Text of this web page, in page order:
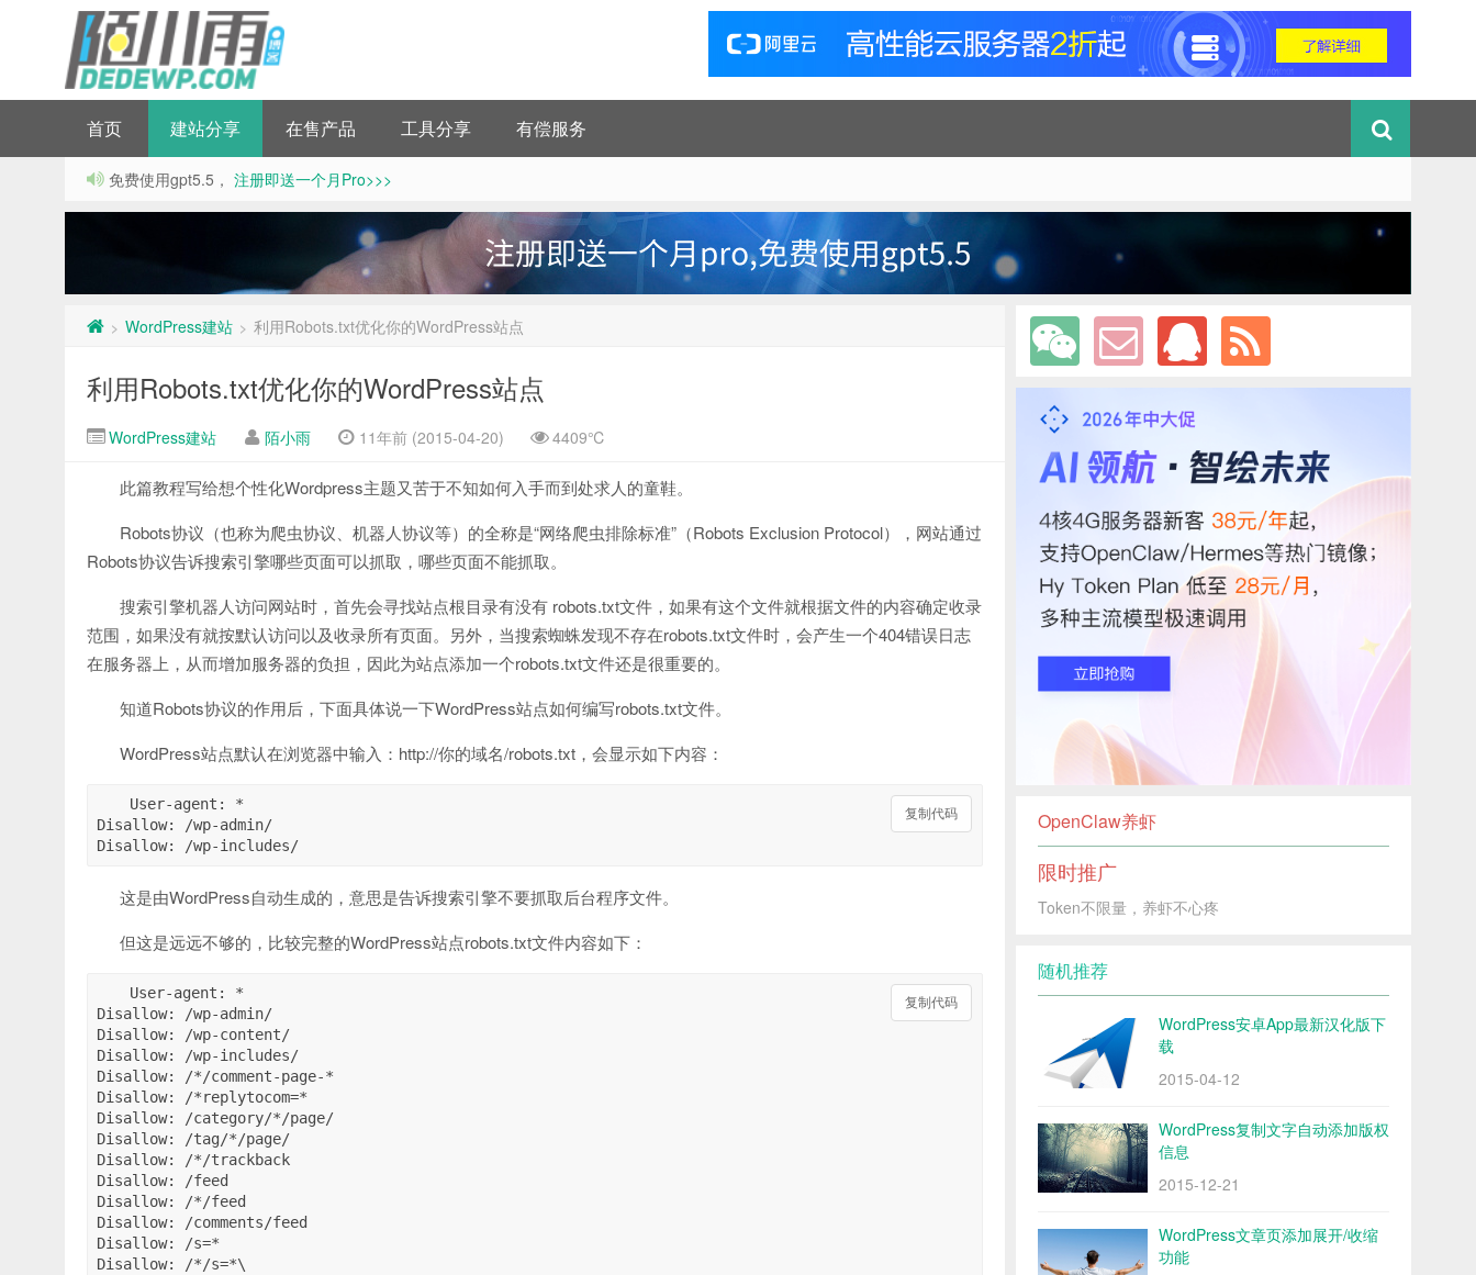
首页 建站分享 在售产品 工具分享 有偿服务
免费使用gpt5.5， 注册即送一个月Pro>>>
> WordPress建站 > 利用Robots.txt优化你的WordPress站点
利用Robots.txt优化你的WordPress站点
WordPress建站 陌小雨 11年前 (2015-04-20) 4409℃
此篇教程写给想个性化Wordpress主题又苦于不知如何入手而到处求人的童鞋。
Robots协议（也称为爬虫协议、机器人协议等）的全称是“网络爬虫排除标准”（Robots Exclusion Protocol），网站通过
Robots协议告诉搜索引擎哪些页面可以抓取，哪些页面不能抓取。
搜索引擎机器人访问网站时，首先会寻找站点根目录有没有 robots.txt文件，如果有这个文件就根据文件的内容确定收录
范围，如果没有就按默认访问以及收录所有页面。另外，当搜索蜘蛛发现不存在robots.txt文件时，会产生一个404错误日志
在服务器上，从而增加服务器的负担，因此为站点添加一个robots.txt文件还是很重要的。
知道Robots协议的作用后，下面具体说一下WordPress站点如何编写robots.txt文件。
WordPress站点默认在浏览器中输入：http://你的域名/robots.txt，会显示如下内容：
复制代码
User-agent: *
Disallow: /wp-admin/
Disallow: /wp-includes/
这是由WordPress自动生成的，意思是告诉搜索引擎不要抓取后台程序文件。
但这是远远不够的，比较完整的WordPress站点robots.txt文件内容如下：
复制代码
User-agent: *
Disallow: /wp-admin/
Disallow: /wp-content/
Disallow: /wp-includes/
Disallow: /*/comment-page-*
Disallow: /*replytocom=*
Disallow: /category/*/page/
Disallow: /tag/*/page/
Disallow: /*/trackback
Disallow: /feed
Disallow: /*/feed
Disallow: /comments/feed
Disallow: /s=*
Disallow: /*/s=*\
OpenClaw养虾
限时推广
Token不限量，养虾不心疼
随机推荐
WordPress安卓App最新汉化版下
载
2015-04-12
WordPress复制文字自动添加版权
信息
2015-12-21
WordPress文章页添加展开/收缩
功能